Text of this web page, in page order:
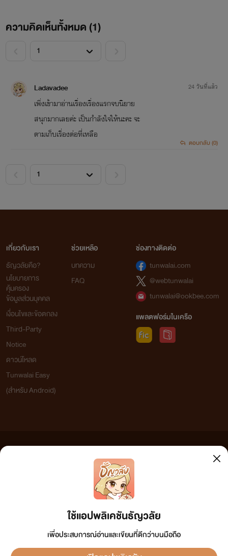
ความคิดเห็นทั้งหมด (1)
Ladavadee
เพิ่งเข้ามาอ่านเรื่องเรื่องแรกจบนิยาย
สนุกมากเลยค่ะ เป็นกำลังใจให้นะคะ จะ
ตามเก็บเรื่องต่อที่เหลือ
24 วันที่แล้ว
ตอบกลับ (0)
ใช้แอปพลิเคชันธัญวลัย
เพื่อประสบการณ์อ่านและเขียนที่ดีกว่าบนมือถือ
เกี่ยวกับเรา
ธัญวลัยคือ?
นโยบายการ
คุ้มครอง
ข้อมูลส่วนบุคคล
เงื่อนไขและข้อตกลง
Third-Party
Notice
ดาวน์โหลด
Tunwalai Easy
(สำหรับ Android)
ช่วยเหลือ
บทความ
FAQ
ช่องทางติดต่อ
tunwalai.com
@webtunwalai
tunwalai@ookbee.com
แพลตฟอร์มในเครือ
เว็บไซต์แห่งนี้ไม่ได้เห็นด้วยและไม่ขอรับผิดชอบต่อข้อความใดๆ ทั้งสิ้น ดังนั้นผู้อ่านทุกท่านโปรดใช้
วิจารณญาณในการกลั่นกรองด้วยตนเอง และหากท่านพบข้อความใดๆ ที่ขัดต่อกฎหมายและศีลธรรม
เพื่อทีมงานจะได้ดำเนินการในทันที ทั้งนี้ ทางเว็บไซต์ขอสงวน
ลิขสิทธิ์ตามพระราชบัญญัติลิขสิทธิ์ (ฉบับเพิ่มเติม) พ.ศ.2558